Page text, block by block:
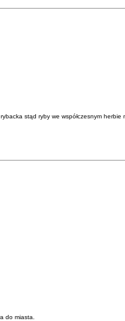
stąd ryby we współczesnym
do miasta.